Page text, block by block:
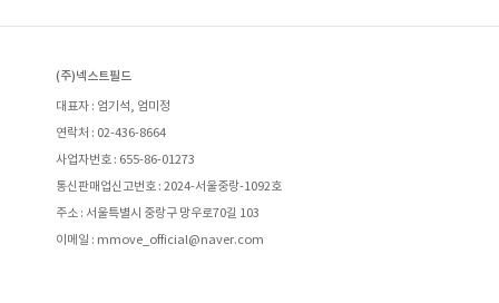
(주)넥스트필드
대표자 : 엄기석, 엄미정
연락처 : 02-436-8664
사업자번호 : 655-86-01273
통신판매업신고번호 : 2024-서울중랑-1092호
주소 : 서울특별시 중랑구 망우로70길 103
이메일 : mmove_official@naver.com